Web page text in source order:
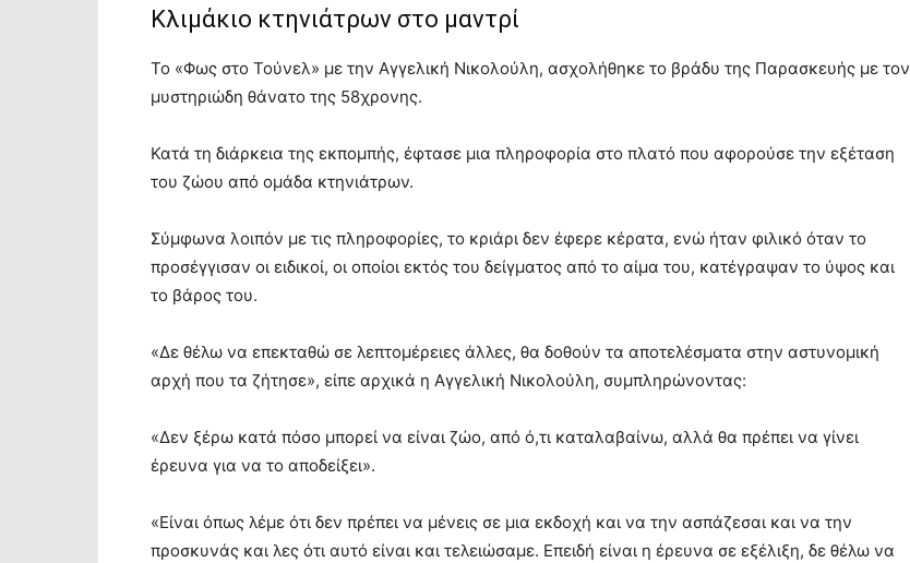
Κλιμάκιο κτηνιάτρων στο μαντρί
Το «Φως στο Τούνελ» με την Αγγελική Νικολούλη, ασχολήθηκε το βράδυ της Παρασκευής με τον
μυστηριώδη θάνατο της 58χρονης.
Κατά τη διάρκεια της εκπομπής, έφτασε μια πληροφορία στο πλατό που αφορούσε την εξέταση
του ζώου από ομάδα κτηνιάτρων.
Σύμφωνα λοιπόν με τις πληροφορίες, το κριάρι δεν έφερε κέρατα, ενώ ήταν φιλικό όταν το
προσέγγισαν οι ειδικοί, οι οποίοι εκτός του δείγματος από το αίμα του, κατέγραψαν το ύψος και
το βάρος του.
«Δε θέλω να επεκταθώ σε λεπτομέρειες άλλες, θα δοθούν τα αποτελέσματα στην αστυνομική
αρχή που τα ζήτησε», είπε αρχικά η Αγγελική Νικολούλη, συμπληρώνοντας:
«Δεν ξέρω κατά πόσο μπορεί να είναι ζώο, από ό,τι καταλαβαίνω, αλλά θα πρέπει να γίνει
έρευνα για να το αποδείξει».
«Είναι όπως λέμε ότι δεν πρέπει να μένεις σε μια εκδοχή και να την ασπάζεσαι και να την
προσκυνάς και λες ότι αυτό είναι και τελειώσαμε. Επειδή είναι η έρευνα σε εξέλιξη, δε θέλω να